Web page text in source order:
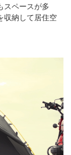
スペースが多
収納して居住空